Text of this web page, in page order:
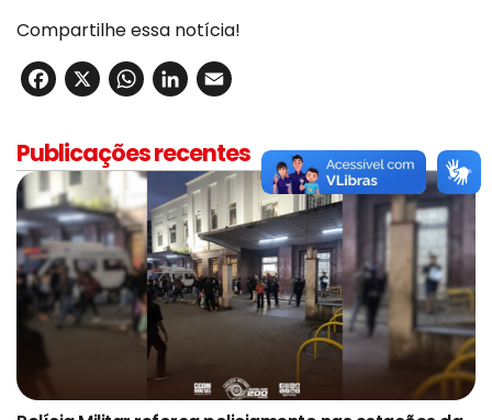
Compartilhe essa notícia!
Facebook
X WhatsApp
LinkedIn
Publicações recentes